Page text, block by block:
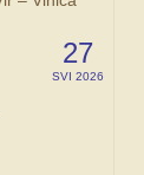
27
SVI 2026